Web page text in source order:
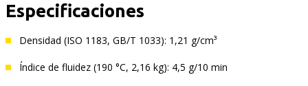
Especificaciones
Densidad (ISO 1183, GB/T 1033): 1,21 g/cm³
Índice de fluidez (190 °C, 2,16 kg): 4,5 g/10 min